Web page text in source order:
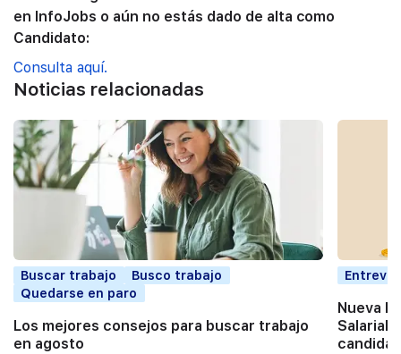
en InfoJobs o aún no estás dado de alta como
Candidato:
Consulta aquí.
Noticias relacionadas
Buscar trabajo
Busco trabajo
Quedarse en paro
Los mejores consejos para buscar trabajo
en agosto
Nueva
Salarial: